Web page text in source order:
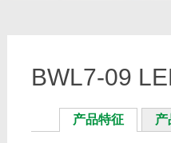
BWL7-09
产品特征 产